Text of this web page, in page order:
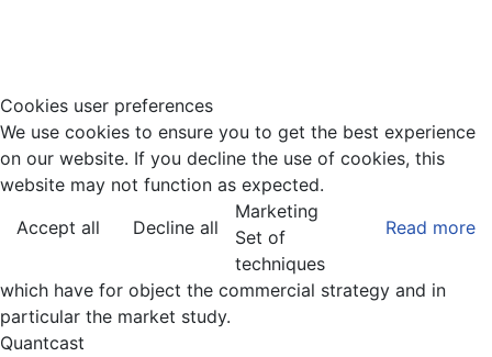
Cookies user preferences
We use cookies to ensure you to get the best experience
on our website. If you decline the use of cookies, this
website may not function as expected.
Accept all
Decline all Read more
Marketing
Set of
techniques
which have for object the commercial strategy and in
particular the market study.
Quantcast